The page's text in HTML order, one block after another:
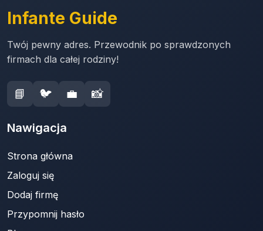
Infante Guide
Twój pewny adres. Przewodnik po sprawdzonych
firmach dla całej rodziny!
📘 🐦 💼 📸
Nawigacja
Strona główna
Zaloguj się
Dodaj firmę
Przypomnij hasło